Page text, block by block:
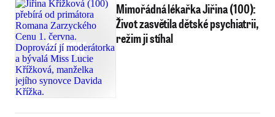
Mimořádná lékařka Jiřina (100):
Život zasvětila dětské psychiatrii,
režim ji stíhal